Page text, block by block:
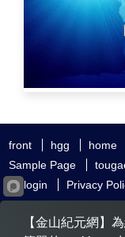
front hgg home
Sample Page
mylogin
Privacy
友好鏈接 追查國際
【金山紀元網】